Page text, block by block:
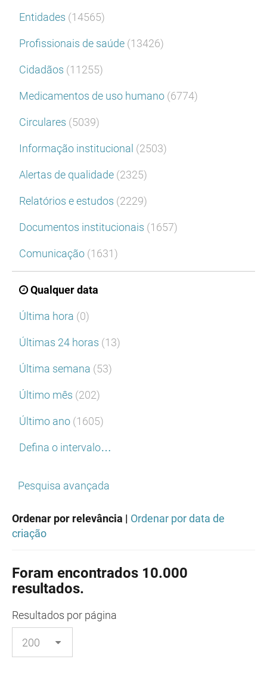
Entidades (14565)
Profissionais de saúde (13426)
Cidadãos (11255)
Medicamentos de uso humano (6774)
Circulares (5039)
Informação institucional (2503)
Alertas de qualidade (2325)
Relatórios e estudos (2229)
Documentos institucionais (1657)
Comunicação (1631)
Qualquer data
Última hora (0)
Últimas 24 horas (13)
Última semana (53)
Último mês (202)
Último ano (1605)
Defina o intervalo…
Pesquisa avançada
Ordenar por relevância | Ordenar por data de
criação
Foram encontrados 10.000
resultados.
Resultados por página